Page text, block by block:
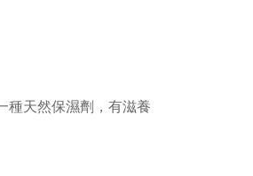
種天然保濕劑，有滋養